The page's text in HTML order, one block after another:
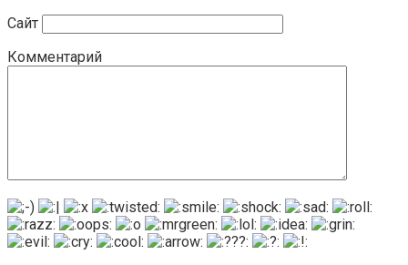
Сайт
Комментарий